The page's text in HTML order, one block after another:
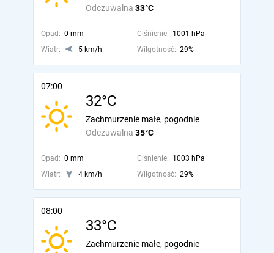
Odczuwalna 33°C
Opad: 0 mm Ciśnienie: 1001 hPa
Wiatr:
5 km/h Wilgotność: 29%
07:00
32°C
Odczuwalna 35°C
Zachmurzenie małe, pogodnie
Opad: 0 mm Ciśnienie: 1003 hPa
Wiatr:
4 km/h Wilgotność: 29%
08:00
33°C
Zachmurzenie małe, pogodnie